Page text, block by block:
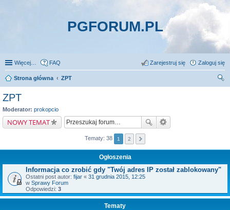
PGFORUM.PL
Więcej… FAQ Zaloguj się
Zarejestruj się
Strona główna
ZPT
ZPT
Moderator: prokopcio
NOWY TEMAT
Tematy: 38 1 2
Ogłoszenia
Informacja co zrobić gdy "Twój adres IP został zablokowany"
Ostatni post autor: fijar « 31 grudnia 2015, 12:25
w Sprawy Forum
Odpowiedzi: 3
Tematy